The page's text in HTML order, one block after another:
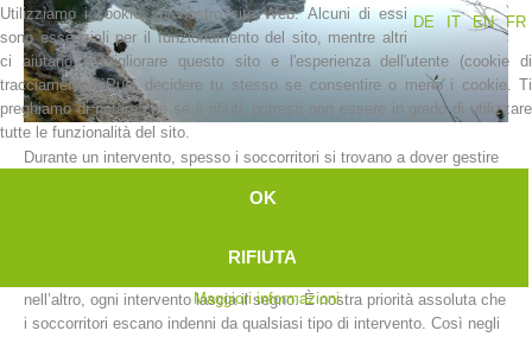
La storia
Durante un intervento, spesso i soccorritori si trovano a dover gestire
che possono essere di varia natura, sia fisici che mentali.
svolgano la loro attività come degli automi dimenticando le situazioni
nell’altro, ogni intervento lascia il segno. È nostra priorità assoluta che
i soccorritori escano indenni da qualsiasi tipo di intervento. Così negli
DE
IT EN FR
Utilizziamo i cookie sul nostro sito Web. Alcuni di essi
sono essenziali per il funzionamento del sito, mentre altri
ci aiutano a migliorare questo sito e l'esperienza dell'utente (cookie di
tracciamento). Puoi decidere tu stesso se consentire o meno i cookie. Ti
preghiamo di notare che se li rifiuti, potresti non essere in grado di utilizzare
tutte le funzionalità del sito.
OK
RIFIUTA
Maggiori informazioni